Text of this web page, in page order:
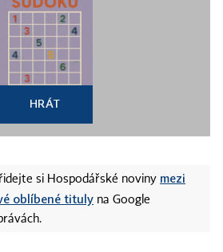
HRÁT
si Hospodářské noviny mezi
oblíbené tituly na Google